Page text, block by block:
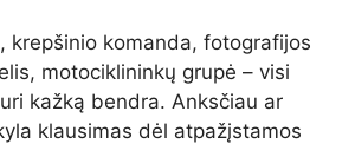
krepšinio komanda, fotografijos
motociklininkų grupė – visi
kažką bendra. Anksčiau ar
klausimas dėl atpažįstamos